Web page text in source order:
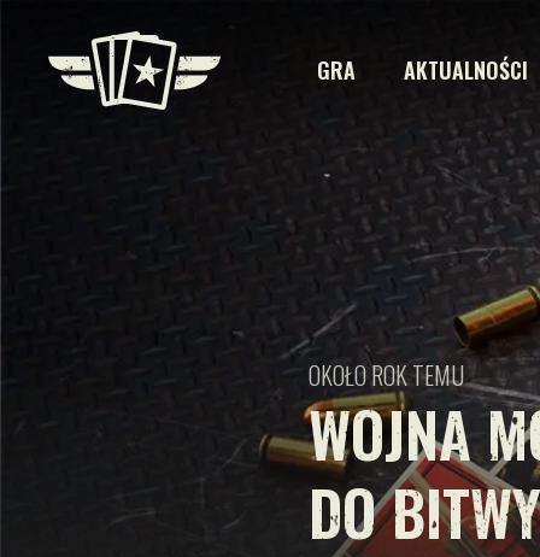
GRA AKTUALNOŚCI
WOJNA
DO BITWY
OKOŁO ROK TEMU